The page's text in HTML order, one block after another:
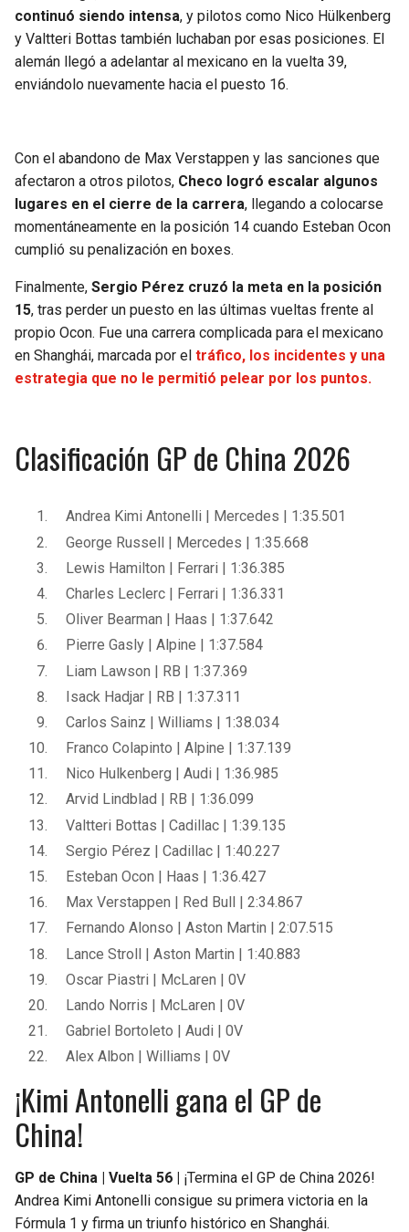
continuó siendo intensa, y pilotos como Nico Hülkenberg
y Valtteri Bottas también luchaban por esas posiciones. El
alemán llegó a adelantar al mexicano en la vuelta 39,
enviándolo nuevamente hacia el puesto 16.
Con el abandono de Max Verstappen y las sanciones que
afectaron a otros pilotos, Checo logró escalar algunos
lugares en el cierre de la carrera, llegando a colocarse
momentáneamente en la posición 14 cuando Esteban Ocon
cumplió su penalización en boxes.
Finalmente, Sergio Pérez cruzó la meta en la posición
15, tras perder un puesto en las últimas vueltas frente al
propio Ocon. Fue una carrera complicada para el mexicano
en Shanghái, marcada por el tráfico, los incidentes y una
estrategia que no le permitió pelear por los puntos.
Clasificación GP de China 2026
Andrea Kimi Antonelli | Mercedes | 1:35.501
George Russell | Mercedes | 1:35.668
Lewis Hamilton | Ferrari | 1:36.385
Charles Leclerc | Ferrari | 1:36.331
Oliver Bearman | Haas | 1:37.642
Pierre Gasly | Alpine | 1:37.584
Liam Lawson | RB | 1:37.369
Isack Hadjar | RB | 1:37.311
Carlos Sainz | Williams | 1:38.034
Franco Colapinto | Alpine | 1:37.139
Nico Hulkenberg | Audi | 1:36.985
Arvid Lindblad | RB | 1:36.099
Valtteri Bottas | Cadillac | 1:39.135
Sergio Pérez | Cadillac | 1:40.227
Esteban Ocon | Haas | 1:36.427
Max Verstappen | Red Bull | 2:34.867
Fernando Alonso | Aston Martin | 2:07.515
Lance Stroll | Aston Martin | 1:40.883
Oscar Piastri | McLaren | 0V
Lando Norris | McLaren | 0V
Gabriel Bortoleto | Audi | 0V
Alex Albon | Williams | 0V
¡Kimi Antonelli gana el GP de
China!
GP de China | Vuelta 56 |
¡Termina el GP de China 2026!
Andrea Kimi Antonelli consigue su primera victoria en la
Fórmula 1 y firma un triunfo histórico en Shanghái.